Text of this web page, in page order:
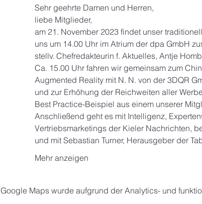
Sehr geehrte Damen und Herren,
liebe Mitglieder,
am 21. November 2023 findet unser
uns um 14.00 Uhr im Atrium der dpa GmbH
stellv. Chefredakteurin f. Aktuelles, Antje
Ca. 15.00 Uhr fahren wir gemeinsam zum
Augmented Reality mit N. N. von der 3DQR
und zur Erhöhung der Reichweiten aller
Best Practice-Beispiel aus einem unserer
Anschließend geht es mit Intelligenz,
Vertriebsmarketings der Kieler Nachrichten,
und mit Sebastian Turner, Herausgeber der
Mehr anzeigen
Google Maps wurde aufgrund der Analytics- und